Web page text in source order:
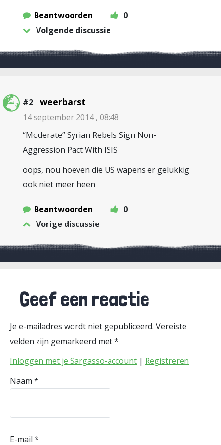
Beantwoorden
0
Volgende discussie
#2 weerbarst
14 september 2014 , 08:48
“Moderate” Syrian Rebels Sign Non-
Aggression Pact With ISIS
oops, nou hoeven die US wapens er gelukkig
ook niet meer heen
Beantwoorden
0
Vorige discussie
Geef een reactie
Je e-mailadres wordt niet gepubliceerd. Vereiste
velden zijn gemarkeerd met*
Inloggen met je Sargasso-account | Registreren
Naam *
E-mail *